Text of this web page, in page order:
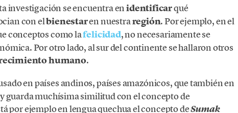
investigación se encuentra enidentificarqué
con elbienestaren nuestraregión. Por ejemplo, en el
conceptos como lafelicidad, no necesariamente se
Por otro lado, al sur del continente se hallaron otros
humano.
en países andinos, países amazónicos, que también en
guarda muchísima similitud con el concepto de
por ejemplo en lengua quechua el concepto deSumak